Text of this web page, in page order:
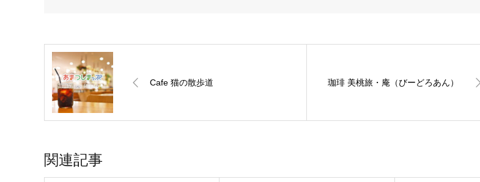
Cafe 猫の散歩道 珈琲 美桃旅・庵（びーどろあん）
関連記事